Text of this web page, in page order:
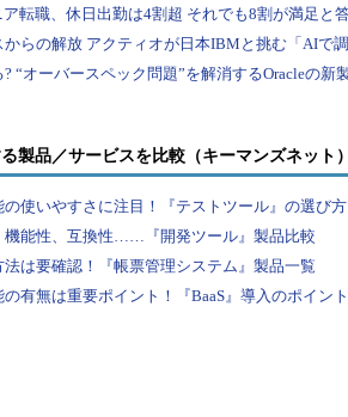
製品／サービスを比較（キーマンズネット）
の使いやすさに注目！『テストツール』の選び方
機能性、互換性……『開発ツール』製品比較
は要確認！『帳票管理システム』製品一覧
有無は重要ポイント！『BaaS』導入のポイント